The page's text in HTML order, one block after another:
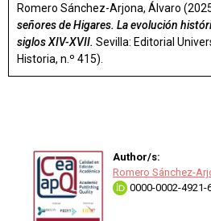
Romero Sánchez-Arjona, Álvaro
señores de Higares. La evolución
siglos XIV-XVII. Sevilla: Editorial
Historia, n.º 415).
Author/s:
Romero Sánchez-
0000-0002-4921-